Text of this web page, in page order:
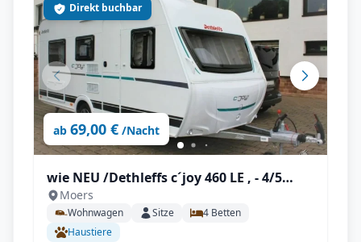
ab 69,00 € /Nacht
Direkt buchbar
wie NEU /Dethleffs c´joy 460 LE , - 4/5
Betten , Einzelbetten- DB Umbau,
Warmwasser, optional, preiswert KLIMA
Moers
Wohnwagen Sitze 4 Betten
Haustiere